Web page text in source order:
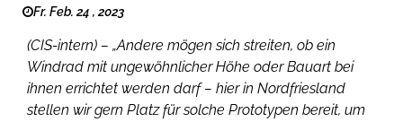
Fr. Feb. 24 , 2023
(CIS-intern) – „Andere mögen sich streiten, ob ein
Windrad mit ungewöhnlicher Höhe oder Bauart bei
ihnen errichtet werden darf – hier in Nordfriesland
stellen wir gern Platz für solche Prototypen bereit, um